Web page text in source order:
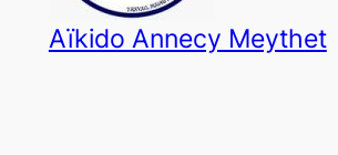
Aïkido Annecy Meythet